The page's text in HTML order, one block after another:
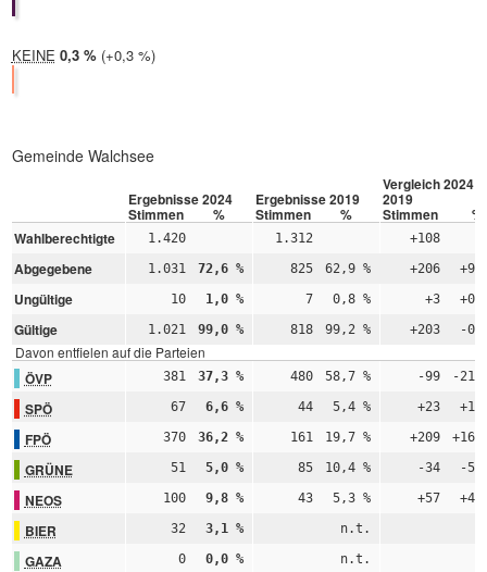
KEINE 2024:
0,3 % Differenz:
+0,3 %
Gemeinde Walchsee
Ergebnisse 2024 Ergebnisse 2019
Vergleich 2024 –
2019
Stimmen % Stimmen % Stimmen
%
Wahlberechtigte
1.420 1.312 +108
Abgegebene 1.031 72,6 % 825 62,9 % +206
Ungültige 10 1,0 % 7 0,8 % +3
Gültige 1.021 99,0 % 818 99,2 % +203 -
Davon entfielen auf die Parteien
ÖVP 381 37,3 % 480 58,7 % -99 -
SPÖ 67 6,6 % 44 5,4 % +23
FPÖ 370 36,2 % 161 19,7 % +209
GRÜNE 51 5,0 % 85 10,4 % -34 -
NEOS 100 9,8 % 43 5,3 % +57
BIER 32 3,1 % n.t.
GAZA 0 0,0 % n.t.